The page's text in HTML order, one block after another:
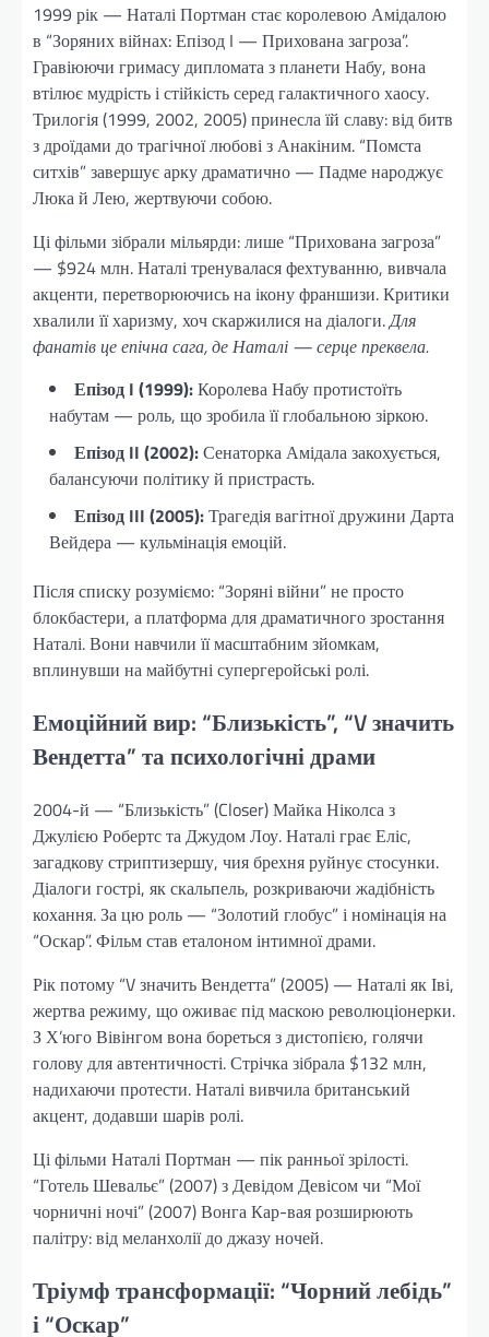
1999 рік — Наталі Портман стає королевою Амідалою
в “Зоряних війнах: Епізод I — Прихована загроза”.
Гравіюючи гримасу дипломата з планети Набу, вона
втілює мудрість і стійкість серед галактичного хаосу.
Трилогія (1999, 2002, 2005) принесла їй славу: від битв
з дроїдами до трагічної любові з Анакіним. “Помста
ситхів” завершує арку драматично — Падме народжує
Люка й Лею, жертвуючи собою.
Ці фільми зібрали мільярди: лише “Прихована загроза”
— $924 млн. Наталі тренувалася фехтуванню, вивчала
акценти, перетворюючись на ікону франшизи. Критики
хвалили її харизму, хоч скаржилися на діалоги.Для
фанатів це епічна сага, де Наталі — серце преквела.
Епізод I (1999):Королева Набу протистоїть
набутам — роль, що зробила її глобальною зіркою.
Епізод II (2002):Сенаторка Амідала закохується,
балансуючи політику й пристрасть.
Епізод III (2005):Трагедія вагітної дружини Дарта
Вейдера — кульмінація емоцій.
Після списку розуміємо: “Зоряні війни” не просто
блокбастери, а платформа для драматичного зростання
Наталі. Вони навчили її масштабним зйомкам,
вплинувши на майбутні супергеройські ролі.
Емоційний вир: “Близькість”, “V значить
Вендетта” та психологічні драми
2004-й — “Близькість” (Closer) Майка Ніколса з
Джулією Робертс та Джудом Лоу. Наталі грає Еліс,
загадкову стриптизершу, чия брехня руйнує стосунки.
Діалоги гострі, як скальпель, розкриваючи жадібність
кохання. За цю роль — “Золотий глобус” і номінація на
“Оскар”. Фільм став еталоном інтимної драми.
Рік потому “V значить Вендетта” (2005) — Наталі як Іві,
жертва режиму, що оживає під маскою революціонерки.
З Х’юго Вівінгом вона бореться з дистопією, голячи
голову для автентичності. Стрічка зібрала $132 млн,
надихаючи протести. Наталі вивчила британський
акцент, додавши шарів ролі.
Ці фільми Наталі Портман — пік ранньої зрілості.
“Готель Шевальє” (2007) з Девідом Девісом чи “Мої
чорничні ночі” (2007) Вонга Кар-вая розширюють
палітру: від меланхолії до джазу ночей.
Тріумф трансформації: “Чорний лебідь”
і “Оскар”